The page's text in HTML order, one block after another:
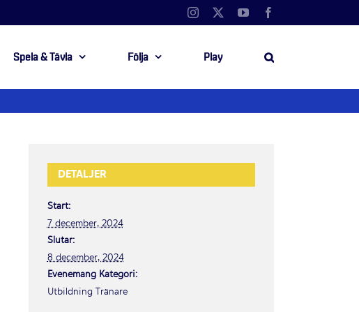
Instagram YouTube
Spela & Tävla Följa Play
DETALJER
Start:
7 december, 2024
Slutar:
8 december, 2024
Evenemang Kategori:
Utbildning Tränare